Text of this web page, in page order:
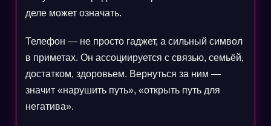
деле может означать.
Телефон — не просто гаджет, а сильный символ
в приметах. Он ассоциируется с связью, семьёй,
достатком, здоровьем. Вернуться за ним —
значит «нарушить путь», «открыть путь для
негатива».